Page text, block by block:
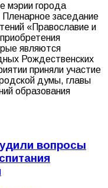
мэрии города
заседание
«Православие и
являются
Рождественских
приняли участие
думы, главы
образования
вопросы